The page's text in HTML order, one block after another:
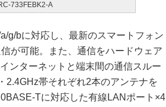
733FEBK2-A
g/bに対応し、最新のスマートフォン
が可能。また、通信をハードウェア
ンターネットと端末間の通信スルー
2.4GHz帯それぞれ2本のアンテナを
Tに対応した有線LANポート×4